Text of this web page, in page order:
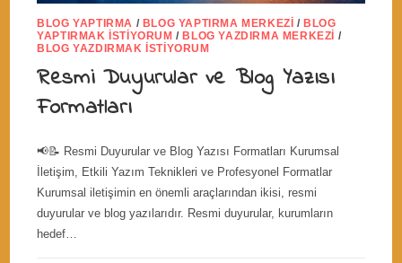
BLOG YAPTIRMA / BLOG YAPTIRMA MERKEZI / BLOG
YAPTIRMAK İSTIYORUM / BLOG YAZDIRMA MERKEZI /
BLOG YAZDIRMAK İSTIYORUM
Resmi Duyurular ve Blog Yazısı
Formatları
📢📝 Resmi Duyurular ve Blog Yazısı Formatları Kurumsal
İletişim, Etkili Yazım Teknikleri ve Profesyonel Formatlar
Kurumsal iletişimin en önemli araçlarından ikisi, resmi
duyurular ve blog yazılarıdır. Resmi duyurular, kurumların
hedef…